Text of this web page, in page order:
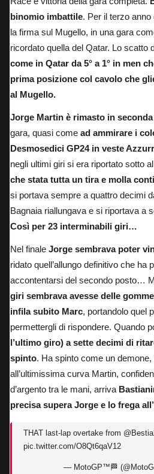
binomio imbattile. Per il terzo
la firma sul Mugello, in una gara
ricordato quella del Qatar. Lo scatto
come in Qatar da 5° a 1° in men
prima posizione col cavolo che
al Mugello.
Jorge Martin è rimasto in
gara, quasi come ad ammirare i
Desmosedici GP24 in veste
negli ultimi giri si era riportato sotto
che stata tutta un tira e molla
si portava sempre a quattro decimi
Bagnaia riallungava e si riportava a
Così per 23 interminabili giri…
Nel finale Jorge sembrava poter
ridato quell’allungo definitivo che ha
accontentarsi del secondo posto…
giri sembrava avesse delle
infila subito Marc, portandolo quel
permettergli di rispondere. Quando
l’ultimo giro) a sette decimi di
spinto. Ha spinto come un
all’ultimissima curva Martin,
d’argento tra le mani, arriva
precisa supera Jorge e lo frega
THAT last-lap overtake from
pic.twitter.com/O8Qt6qaV12
— MotoGP™🏁